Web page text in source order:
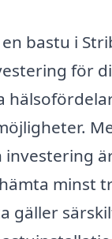
bastu i
för
investering
minst
gäller